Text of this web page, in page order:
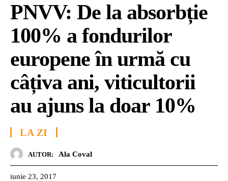
PNVV: De la absorbție
100% a fondurilor
europene în urmă cu
câțiva ani, viticultorii
au ajuns la doar 10%
LA ZI
AUTOR: Ala Coval
iunie 23, 2017